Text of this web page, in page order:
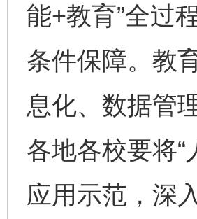
能+教育”全过
条件保障。教
息化、数据管
各地各校要将
应用示范，深